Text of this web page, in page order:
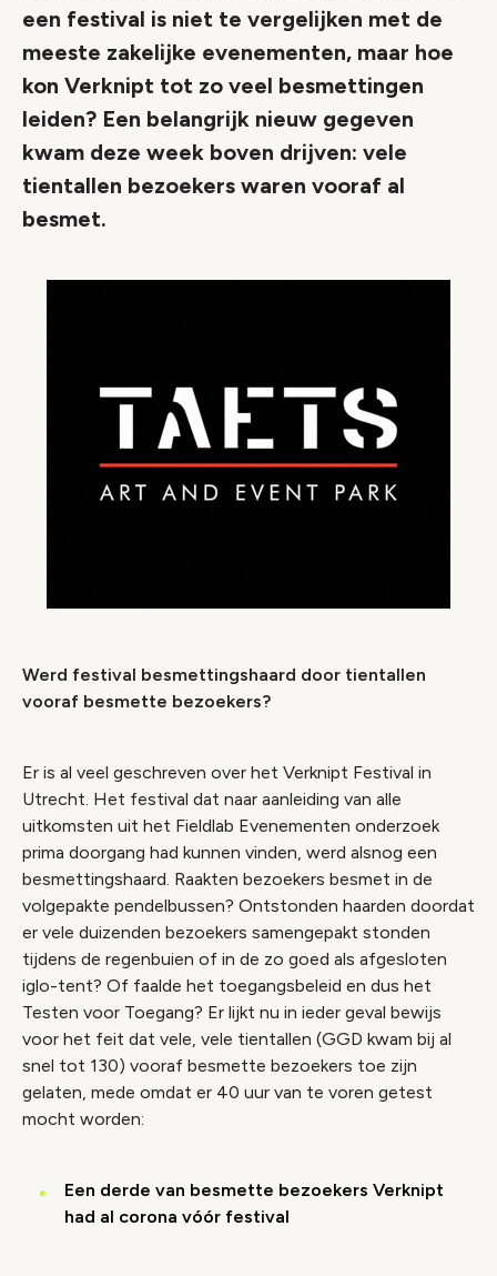
een festival is niet te vergelijken met de
meeste zakelijke evenementen, maar hoe
kon Verknipt tot zo veel besmettingen
leiden? Een belangrijk nieuw gegeven
kwam deze week boven drijven: vele
tientallen bezoekers waren vooraf al
besmet.
Werd festival besmettingshaard door tientallen
vooraf besmette bezoekers?
Er is al veel geschreven over het Verknipt Festival in
Utrecht. Het festival dat naar aanleiding van alle
uitkomsten uit het Fieldlab Evenementen onderzoek
prima doorgang had kunnen vinden, werd alsnog een
besmettingshaard. Raakten bezoekers besmet in de
volgepakte pendelbussen? Ontstonden haarden doordat
er vele duizenden bezoekers samengepakt stonden
tijdens de regenbuien of in de zo goed als afgesloten
iglo-tent? Of faalde het toegangsbeleid en dus het
Testen voor Toegang? Er lijkt nu in ieder geval bewijs
voor het feit dat vele, vele tientallen (GGD kwam bij al
snel tot 130) vooraf besmette bezoekers toe zijn
gelaten, mede omdat er 40 uur van te voren getest
mocht worden:
Een derde van besmette bezoekers Verknipt
had al corona vóór festival